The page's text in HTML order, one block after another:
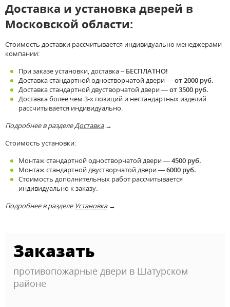
Доставка и установка дверей в
Московской области:
Стоимость доставки рассчитывается индивидуально менеджерами
компании:
При заказе установки, доставка –БЕСПЛАТНО!
Доставка стандартной одностворчатой двери —от 2000 руб.
Доставка стандартной двустворчатой двери —от 3500 руб.
Доставка более чем 3-х позиций и нестандартных изделий
рассчитывается индивидуально.
Подробнее в разделеДоставка→
Стоимость установки:
Монтаж стандартной одностворчатой двери —4500 руб.
Монтаж стандартной двустворчатой двери —6000 руб.
Стоимость дополнительных работ рассчитывается
индивидуально к заказу.
Подробнее в разделеУстановка→
Заказать
противопожарные двери в Шатурском
районе